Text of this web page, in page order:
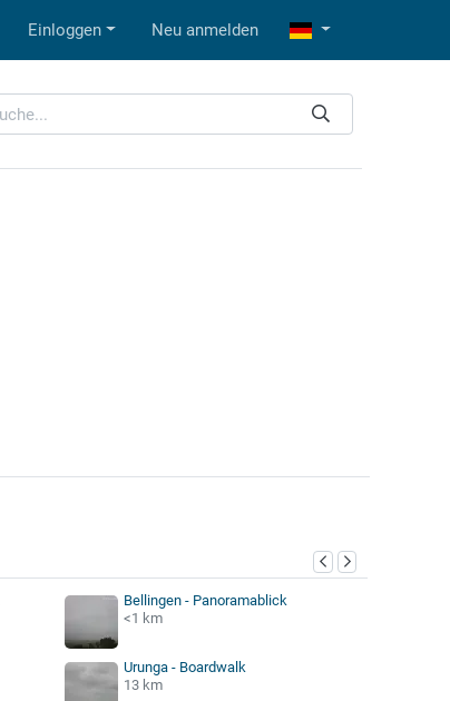
Einloggen Neu anmelden
Bellingen - Panoramablick
<1 km
Urunga - Boardwalk
13 km